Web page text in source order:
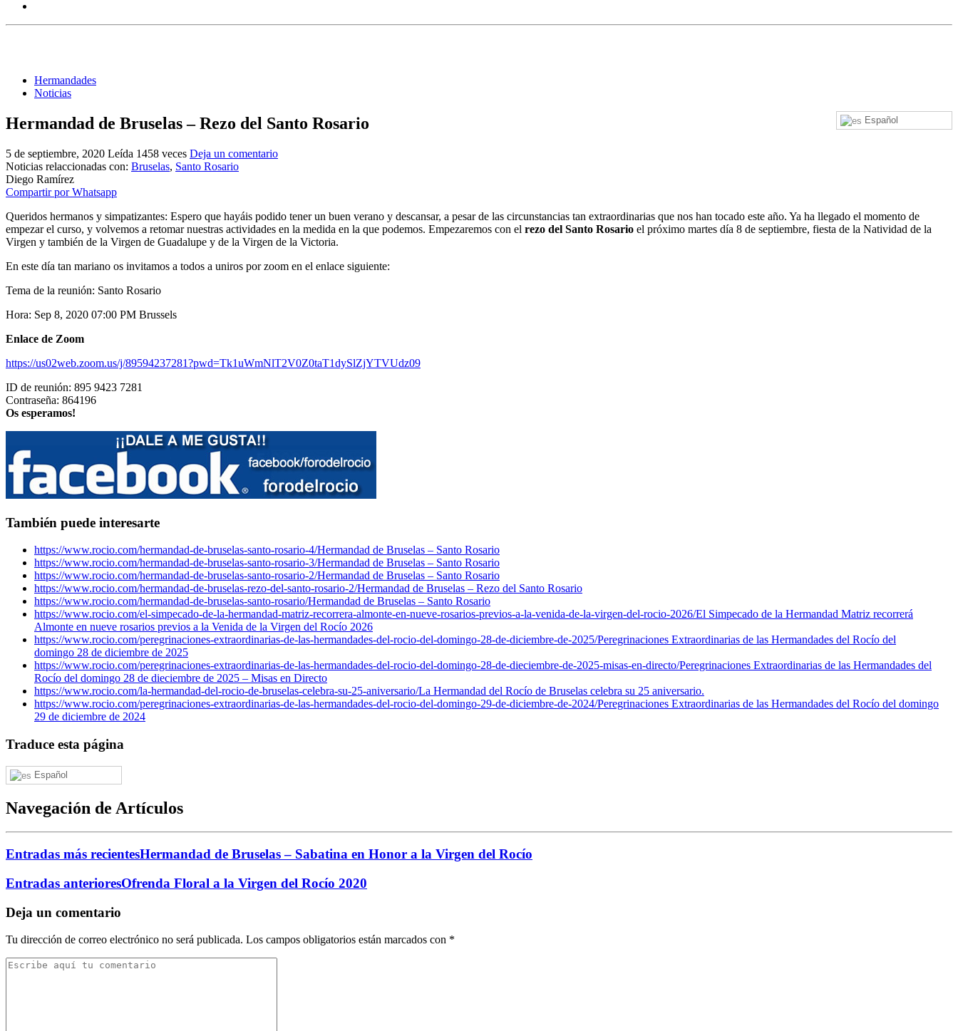
Hermandades
Noticias
Español
Hermandad de Bruselas – Rezo del Santo Rosario
5 de septiembre, 2020 Leída 1458 veces Deja un comentario
Noticias relaccionadas con: Bruselas, Santo Rosario
Diego Ramírez
Compartir por Whatsapp
Queridos hermanos y simpatizantes: Espero que hayáis podido tener un buen verano y descansar, a pesar de las circunstancias tan extraordinarias que nos han tocado este año. Ya ha llegado el momento de
empezar el curso, y volvemos a retomar nuestras actividades en la medida en la que podemos. Empezaremos con el rezo del Santo Rosario el próximo martes día 8 de septiembre, fiesta de la Natividad de la
Virgen y también de la Virgen de Guadalupe y de la Virgen de la Victoria.
En este día tan mariano os invitamos a todos a uniros por zoom en el enlace siguiente:
Tema de la reunión: Santo Rosario
Hora: Sep 8, 2020 07:00 PM Brussels
Enlace de Zoom
https://us02web.zoom.us/j/89594237281?pwd=Tk1uWmNlT2V0Z0taT1dySlZjYTVUdz09
ID de reunión: 895 9423 7281
Contraseña: 864196
Os esperamos!
También puede interesarte
https://www.rocio.com/hermandad-de-bruselas-santo-rosario-4/Hermandad de Bruselas – Santo Rosario
https://www.rocio.com/hermandad-de-bruselas-santo-rosario-3/Hermandad de Bruselas – Santo Rosario
https://www.rocio.com/hermandad-de-bruselas-santo-rosario-2/Hermandad de Bruselas – Santo Rosario
https://www.rocio.com/hermandad-de-bruselas-rezo-del-santo-rosario-2/Hermandad de Bruselas – Rezo del Santo Rosario
https://www.rocio.com/hermandad-de-bruselas-santo-rosario/Hermandad de Bruselas – Santo Rosario
https://www.rocio.com/el-simpecado-de-la-hermandad-matriz-recorrera-almonte-en-nueve-rosarios-previos-a-la-venida-de-la-virgen-del-rocio-2026/El Simpecado de la Hermandad Matriz recorrerá
Almonte en nueve rosarios previos a la Venida de la Virgen del Rocío 2026
https://www.rocio.com/peregrinaciones-extraordinarias-de-las-hermandades-del-rocio-del-domingo-28-de-diciembre-de-2025/Peregrinaciones Extraordinarias de las Hermandades del Rocío del
domingo 28 de diciembre de 2025
https://www.rocio.com/peregrinaciones-extraordinarias-de-las-hermandades-del-rocio-del-domingo-28-de-dieciembre-de-2025-misas-en-directo/Peregrinaciones Extraordinarias de las Hermandades del
Rocío del domingo 28 de dieciembre de 2025 – Misas en Directo
https://www.rocio.com/la-hermandad-del-rocio-de-bruselas-celebra-su-25-aniversario/La Hermandad del Rocío de Bruselas celebra su 25 aniversario.
https://www.rocio.com/peregrinaciones-extraordinarias-de-las-hermandades-del-rocio-del-domingo-29-de-diciembre-de-2024/Peregrinaciones Extraordinarias de las Hermandades del Rocío del domingo
29 de diciembre de 2024
Traduce esta página
Español
Navegación de Artículos
Entradas más recientesHermandad de Bruselas – Sabatina en Honor a la Virgen del Rocío
Entradas anterioresOfrenda Floral a la Virgen del Rocío 2020
Deja un comentario
Tu dirección de correo electrónico no será publicada. Los campos obligatorios están marcados con *